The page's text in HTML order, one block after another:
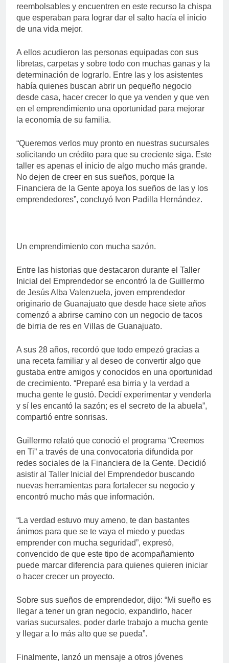
reembolsables y encuentren en este recurso la chispa
que esperaban para lograr dar el salto hacía el inicio
de una vida mejor.
A ellos acudieron las personas equipadas con sus
libretas, carpetas y sobre todo con muchas ganas y la
determinación de lograrlo. Entre las y los asistentes
había quienes buscan abrir un pequeño negocio
desde casa, hacer crecer lo que ya venden y que ven
en el emprendimiento una oportunidad para mejorar
la economía de su familia.
“Queremos verlos muy pronto en nuestras sucursales
solicitando un crédito para que su creciente siga. Este
taller es apenas el inicio de algo mucho más grande.
No dejen de creer en sus sueños, porque la
Financiera de la Gente apoya los sueños de las y los
emprendedores”, concluyó Ivon Padilla Hernández.
Un emprendimiento con mucha sazón.
Entre las historias que destacaron durante el Taller
Inicial del Emprendedor se encontró la de Guillermo
de Jesús Alba Valenzuela, joven emprendedor
originario de Guanajuato que desde hace siete años
comenzó a abrirse camino con un negocio de tacos
de birria de res en Villas de Guanajuato.
A sus 28 años, recordó que todo empezó gracias a
una receta familiar y al deseo de convertir algo que
gustaba entre amigos y conocidos en una oportunidad
de crecimiento. “Preparé esa birria y la verdad a
mucha gente le gustó. Decidí experimentar y venderla
y sí les encantó la sazón; es el secreto de la abuela”,
compartió entre sonrisas.
Guillermo relató que conoció el programa “Creemos
en Ti” a través de una convocatoria difundida por
redes sociales de la Financiera de la Gente. Decidió
asistir al Taller Inicial del Emprendedor buscando
nuevas herramientas para fortalecer su negocio y
encontró mucho más que información.
“La verdad estuvo muy ameno, te dan bastantes
ánimos para que se te vaya el miedo y puedas
emprender con mucha seguridad”, expresó,
convencido de que este tipo de acompañamiento
puede marcar diferencia para quienes quieren iniciar
o hacer crecer un proyecto.
Sobre sus sueños de emprendedor, dijo: “Mi sueño es
llegar a tener un gran negocio, expandirlo, hacer
varias sucursales, poder darle trabajo a mucha gente
y llegar a lo más alto que se pueda”.
Finalmente, lanzó un mensaje a otros jóvenes